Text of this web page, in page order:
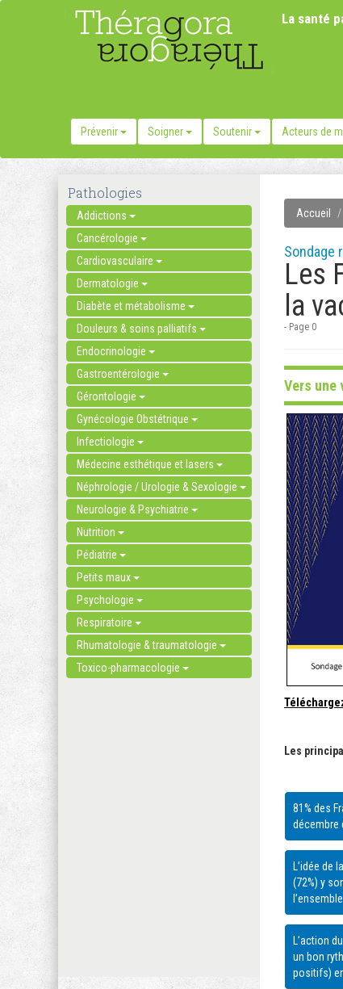
La santé
Prévenir Soigner Soutenir Acteurs de
Pathologies
Addictions
Cancérologie
Cardiovasculaire
Dermatologie
Diabète et métabolisme
Douleurs & soins palliatifs
Endocrinologie
Gastroentérologie
Gérontologie
Gynécologie Obstétrique
Infectiologie
Médecine esthétique et lasers
Néphrologie / Urologie & Sexologie
Neurologie & Psychiatrie
Nutrition
Pédiatrie
Petits maux
Psychologie
Respiratoire
Rhumatologie & traumatologie
Toxico-pharmacologie
Accueil
Sondage
Les
la
- Page 0
Vers
Les
81% des
décembre
L’idée de
(72%) y
L’action
un bon
positifs)